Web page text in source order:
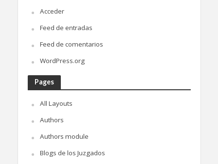
Acceder
Feed de entradas
Feed de comentarios
WordPress.org
Pages
All Layouts
Authors
Authors module
Blogs de los Juzgados